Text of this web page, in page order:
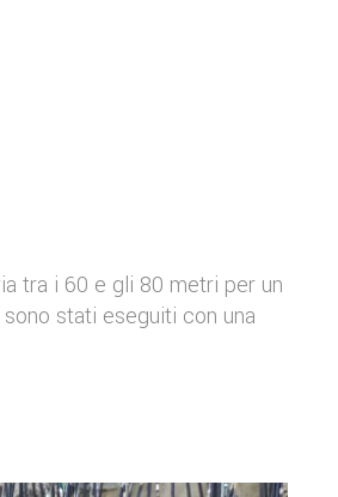
tra i 60 e gli 80 metri per un
stati eseguiti con una